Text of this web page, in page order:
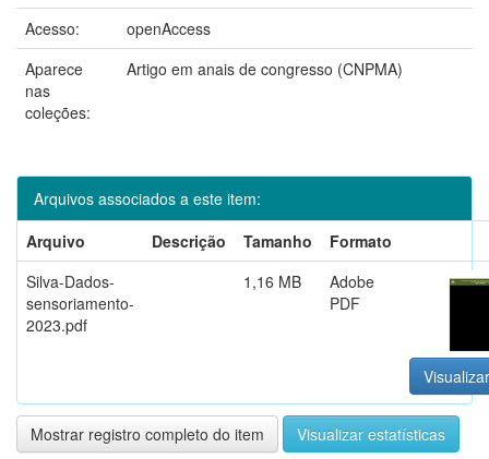
Acesso:
openAccess
Aparece
nas
coleções:
Artigo em anais de congresso (CNPMA)
Arquivos associados a este item:
Arquivo
Descrição Tamanho
Formato
Silva-Dados-
sensoriamento-
2023.pdf
1,16 MB
Adobe
PDF
Mostrar registro completo do item Visualizar estatísticas